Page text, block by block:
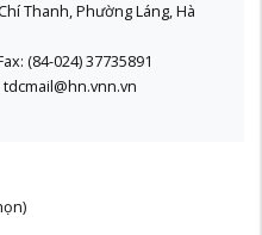
Thanh, Phường Láng, Hà
(84-024) 37735891
tdcmail@hn.vnn.vn